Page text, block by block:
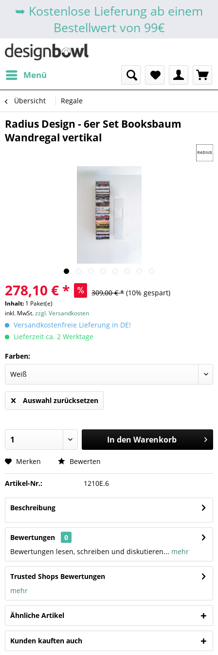
➥ Kostenlose Lieferung ab einem
Bestellwert von 99€
Menü
Übersicht Regale
Radius Design - 6er Set Booksbaum
Wandregal vertikal
278,10 € * 309,00 € * (10% gespart)
Inhalt: 1 Paket(e)
inkl. MwSt.zzgl. Versandkosten
Versandkostenfreie Lieferung in DE!
Lieferzeit ca. 2 Werktage
Farben:
Auswahl zurücksetzen
In den Warenkorb
Merken Bewerten
Artikel-Nr.: 1210E.6
Beschreibung
Bewertungen
0
Bewertungen lesen, schreiben und diskutieren... mehr
Trusted Shops Bewertungen
mehr
Ähnliche Artikel
Kunden kauften auch